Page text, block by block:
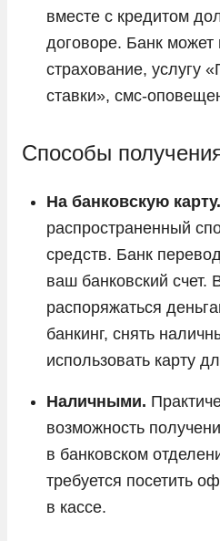
вместе с кредитом
договоре. Банк может
страхование, услугу
ставки», смс-
Способы
На банковскую карту.
распространенный
средств. Банк
ваш банковский счет.
распоряжаться
банкинг, снять
использовать карту
Наличными.
возможность
в банковском
требуется посетить
в кассе.